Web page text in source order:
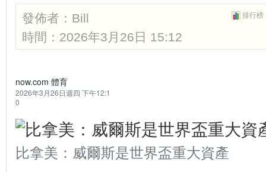
排行榜
發佈者： Bill
時間：2026年3月26日 15:12
now.com 體育
2026年3月26日週四 下午12:1
0
比拿美：威爾斯是世界盃重大資產